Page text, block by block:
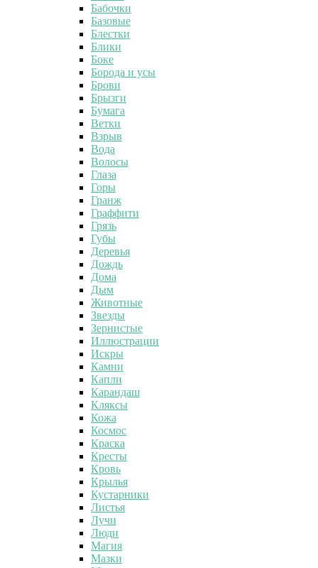
Бабочки
Базовые
Блестки
Блики
Боке
Борода и усы
Брови
Брызги
Бумага
Ветки
Взрыв
Вода
Волосы
Глаза
Горы
Гранж
Граффити
Грязь
Губы
Деревья
Дождь
Дома
Дым
Животные
Звезды
Зернистые
Иллюстрации
Искры
Камни
Капли
Карандаш
Кляксы
Кожа
Космос
Краска
Кресты
Кровь
Крылья
Кустарники
Листья
Лучи
Люди
Магия
Мазки